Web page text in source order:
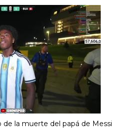
la muerte del papá de Messi